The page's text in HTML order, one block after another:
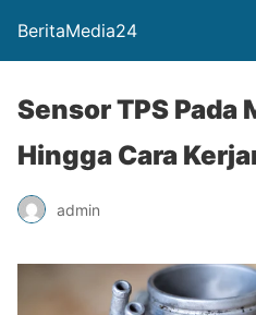
BeritaMedia24
Sensor TPS Pada
Hingga Cara
admin